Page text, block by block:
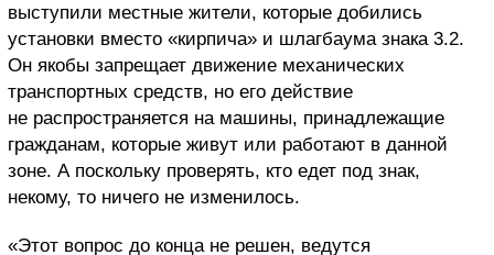
выступили местные жители, которые добились
установки вместо «кирпича» и шлагбаума знака 3.2.
Он якобы запрещает движение механических
транспортных средств, но его действие
не распространяется на машины, принадлежащие
гражданам, которые живут или работают в данной
зоне. А поскольку проверять, кто едет под знак,
некому, то ничего не изменилось.
«Этот вопрос до конца не решен, ведутся